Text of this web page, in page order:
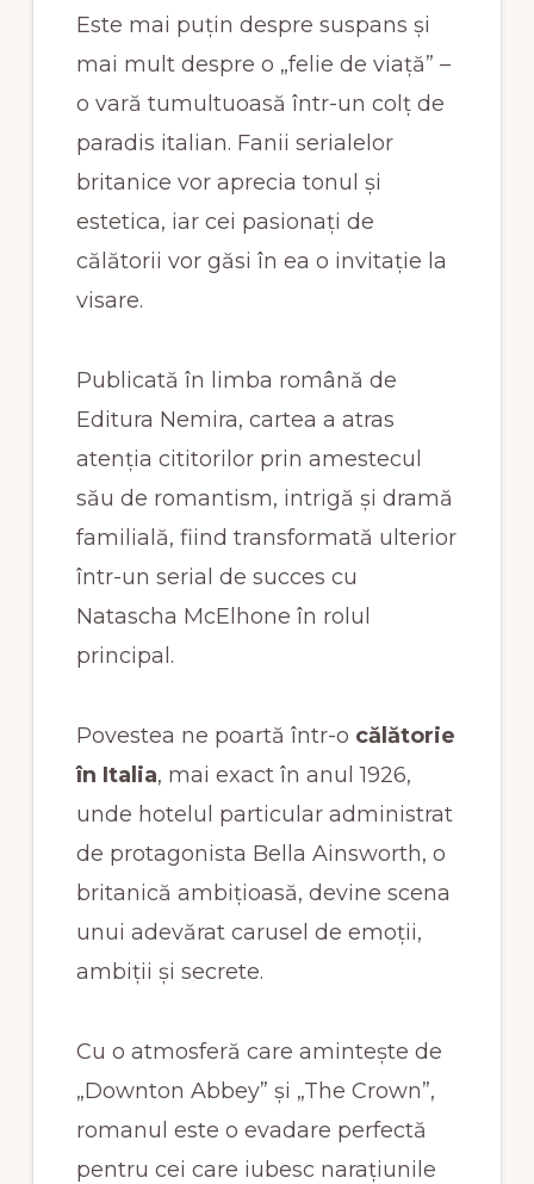
Este mai puțin despre suspans și
mai mult despre o „felie de viață” –
o vară tumultuoasă într-un colț de
paradis italian. Fanii serialelor
britanice vor aprecia tonul și
estetica, iar cei pasionați de
călătorii vor găsi în ea o invitație la
visare.
Publicată în limba română de
Editura Nemira, cartea a atras
atenția cititorilor prin amestecul
său de romantism, intrigă și dramă
familială, fiind transformată ulterior
într-un serial de succes cu
Natascha McElhone în rolul
principal.
Povestea ne poartă într-o călătorie
în Italia, mai exact în anul 1926,
unde hotelul particular administrat
de protagonista Bella Ainsworth, o
britanică ambițioasă, devine scena
unui adevărat carusel de emoții,
ambiții și secrete.
Cu o atmosferă care amintește de
„Downton Abbey” și „The Crown”,
romanul este o evadare perfectă
pentru cei care iubesc narațiunile